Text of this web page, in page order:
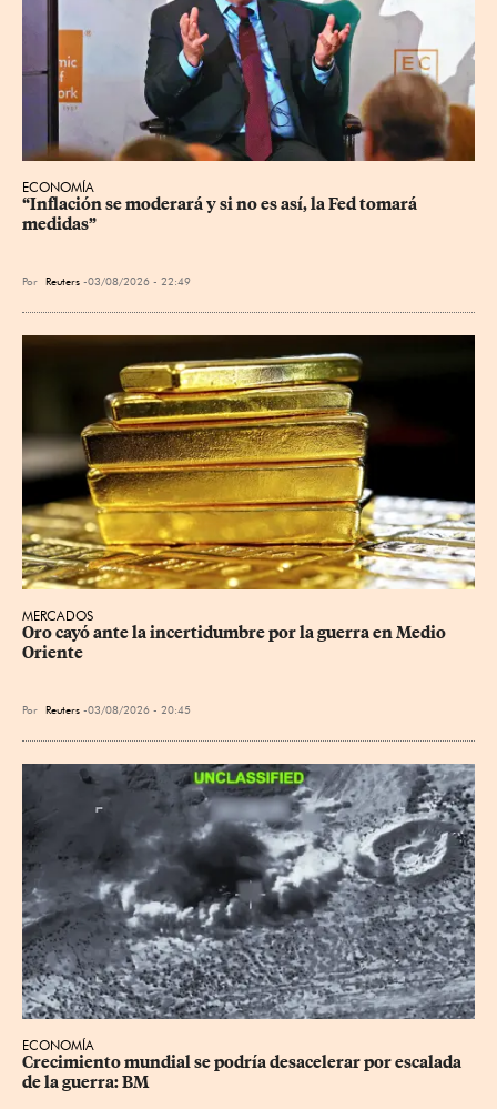
ECONOMÍA
“Inflación se moderará y si no es así, la Fed tomará
medidas”
Por Reuters 03/08/2026 - 22:49
MERCADOS
Oro cayó ante la incertidumbre por la guerra en Medio
Oriente
Por Reuters 03/08/2026 - 20:45
ECONOMÍA
Crecimiento mundial se podría desacelerar por escalada
de la guerra: BM